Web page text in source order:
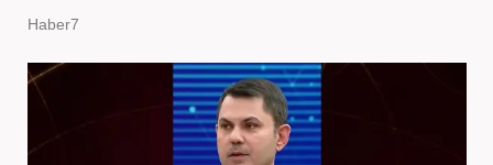
Haber7